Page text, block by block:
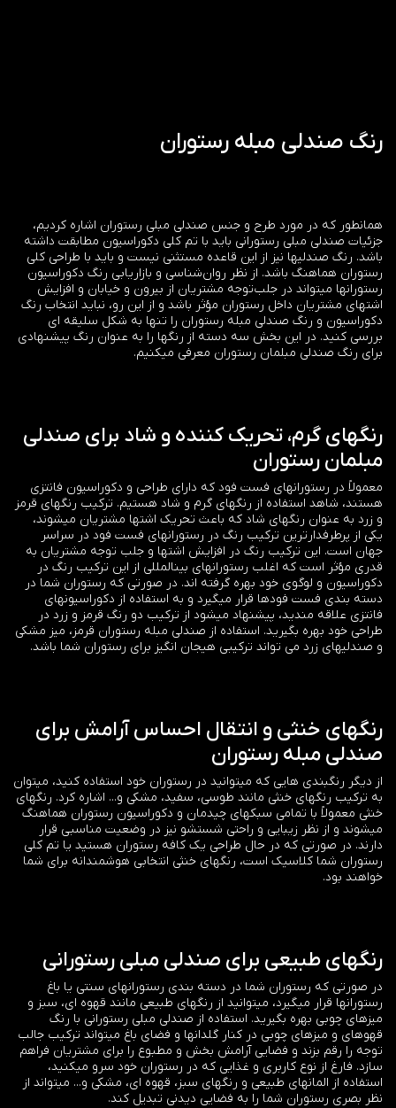
رنگ صندلی مبله رستوران
همانطور که در مورد طرح و جنس صندلی مبلی رستوران اشاره کردیم،
جزئیات صندلی مبلی رستورانی باید با تم کلی دکوراسیون مطابقت داشته
باشد. رنگ صندلیها نیز از این قاعده مستثنی نیست و باید با طراحی کلی
رستوران هماهنگ باشد. از نظر روان‌شناسی و بازاریابی رنگ دکوراسیون
رستورانها میتواند در جلب‌توجه مشتریان از بیرون و خیابان و افزایش
اشتهای مشتریان داخل رستوران مؤثر باشد و از این رو، نباید انتخاب رنگ
دکوراسیون و رنگ صندلی مبله رستوران را تنها به شکل سلیقه ای
بررسی کنید. در این بخش سه دسته از رنگها را به عنوان رنگ پیشنهادی
برای رنگ صندلی مبلمان رستوران معرفی میکنیم.
رنگهای گرم، تحریک کننده و شاد برای صندلی
مبلمان رستوران
معمولاً در رستورانهای فست فود که دارای طراحی و دکوراسیون فانتزی
هستند، شاهد استفاده از رنگهای گرم و شاد هستیم. ترکیب رنگهای قرمز
و زرد به عنوان رنگهای شاد که باعث تحریک اشتها مشتریان میشوند،
یکی از پرطرفدارترین ترکیب رنگ در رستورانهای فست فود در سراسر
جهان است. این ترکیب رنگ در افزایش اشتها و جلب توجه مشتریان به
قدری مؤثر است که اغلب رستورانهای بینالمللی از این ترکیب رنگ در
دکوراسیون و لوگوی خود بهره گرفته اند. در صورتی که رستوران شما در
دسته بندی فست فودها قرار میگیرد و به استفاده از دکوراسیونهای
فانتزی علاقه مندید، پیشنهاد میشود از ترکیب دو رنگ قرمز و زرد در
طراحی خود بهره بگیرید. استفاده از صندلی مبله رستوران قرمز، میز مشکی
و صندلیهای زرد می تواند ترکیبی هیجان انگیز برای رستوران شما باشد.
رنگهای خنثی و انتقال احساس آرامش برای
صندلی مبله رستوران
از دیگر رنگبندی هایی که میتوانید در رستوران خود استفاده کنید، میتوان
به ترکیب رنگهای خنثی مانند طوسی، سفید، مشکی و... اشاره کرد. رنگهای
خنثی معمولاً با تمامی سبکهای چیدمان و دکوراسیون رستوران هماهنگ
میشوند و از نظر زیبایی و راحتی شستشو نیز در وضعیت مناسبی قرار
دارند. در صورتی که در حال طراحی یک کافه رستوران هستید یا تم کلی
رستوران شما کلاسیک است، رنگهای خنثی انتخابی هوشمندانه برای شما
خواهند بود.
رنگهای طبیعی برای صندلی مبلی رستورانی
در صورتی که رستوران شما در دسته بندی رستورانهای سنتی یا باغ
رستورانها قرار میگیرد، میتوانید از رنگهای طبیعی مانند قهوه ای، سبز و
میزهای چوبی بهره بگیرید. استفاده از صندلی مبلی رستورانی با رنگ
قهوهای و میزهای چوبی در کنار گلدانها و فضای باغ میتواند ترکیب جالب
توجه را رقم بزند و فضایی آرامش بخش و مطبوع را برای مشتریان فراهم
سازد. فارغ از نوع کاربری و غذایی که در رستوران خود سرو میکنید،
استفاده از المانهای طبیعی و رنگهای سبز، قهوه ای، مشکی و... میتواند از
نظر بصری رستوران شما را به فضایی دیدنی تبدیل کند.